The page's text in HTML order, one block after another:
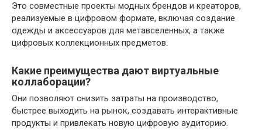
Это совместные проекты модных брендов и креаторов,
реализуемые в цифровом формате, включая создание
одежды и аксессуаров для метавселенных, а также
цифровых коллекционных предметов.
Какие преимущества дают виртуальные
коллаборации?
Они позволяют снизить затраты на производство,
быстрее выходить на рынок, создавать интерактивные
продукты и привлекать новую цифровую аудиторию.